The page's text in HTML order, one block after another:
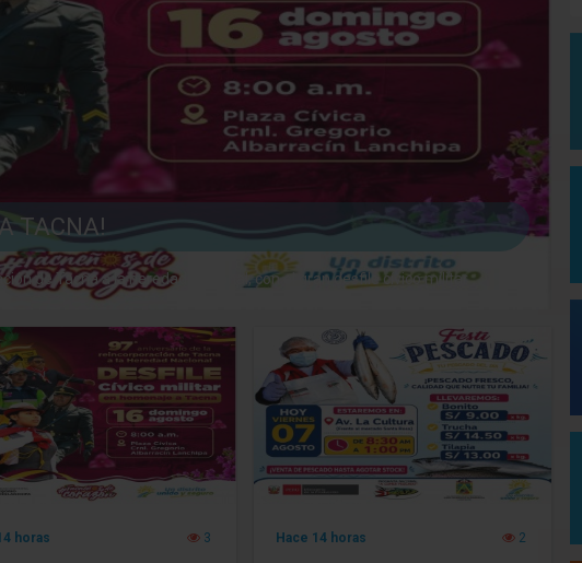
TACNA!
de Tacna a la heredad nacional, con el gran desfile cívico militar ...
horas 3 Hace 14 horas 2